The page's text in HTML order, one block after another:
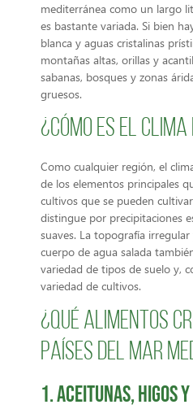
mediterránea como un largo
es bastante variada. Si bien
blanca y aguas cristalinas
montañas altas, orillas y
sabanas, bosques y zonas
gruesos.
¿CÓMO ES EL
Como cualquier región, el
de los elementos principales
cultivos que se pueden
distingue por precipitaciones
suaves. La topografía
cuerpo de agua salada
variedad de tipos de suelo y,
variedad de cultivos.
¿QUÉ ALIMENTOS
PAÍSES DEL MAR
1. Aceitunas, higos